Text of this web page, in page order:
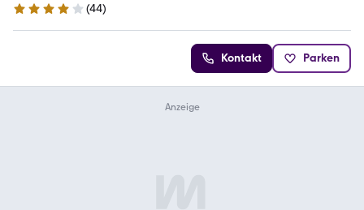
3.9 Sterne
(44)
Kontakt Parken